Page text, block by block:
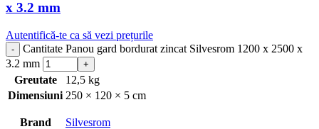
x 3.2 mm
Autentifică-te ca să vezi prețurile
Cantitate Panou gard bordurat zincat Silvesrom 1200 x 2500 x
3.2 mm
Greutate
12,5 kg
Dimensiuni 250 × 120 × 5 cm
Brand Silvesrom